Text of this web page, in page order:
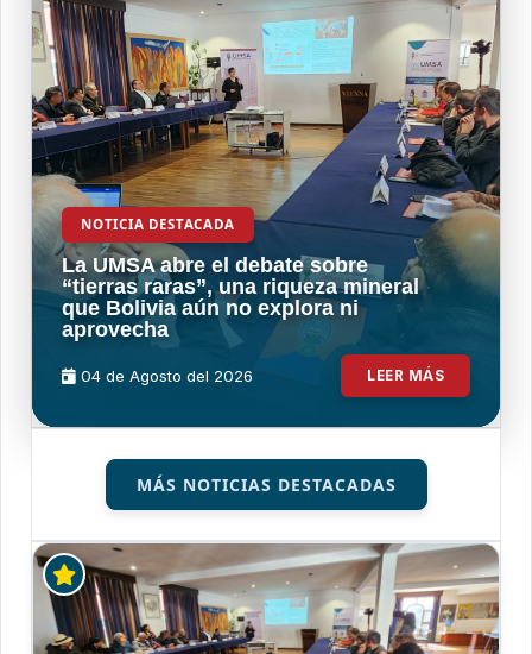
NOTICIA DESTACADA
La UMSA abre el debate sobre
“tierras raras”, una riqueza mineral
que Bolivia aún no explora ni
aprovecha
04 de Agosto del 2026 LEER MÁS
MÁS NOTICIAS DESTACADAS